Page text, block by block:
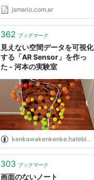
jsmario.com.ar
362 ブックマーク
見えない空間データを可視化
する「AR Sensor」を作っ
た - 河本の実験室
kenkawakenkenke.hateblo.jp
303 ブックマーク
画面のないノート